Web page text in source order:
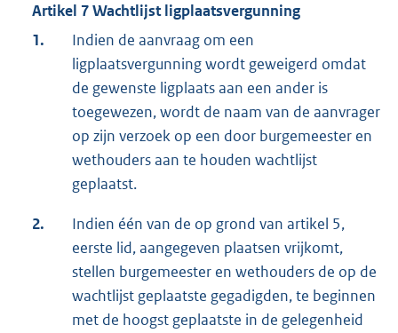
Artikel 7 Wachtlijst ligplaatsvergunning
1.
Indien de aanvraag om een
ligplaatsvergunning wordt geweigerd omdat
de gewenste ligplaats aan een ander is
toegewezen, wordt de naam van de aanvrager
op zijn verzoek op een door burgemeester en
wethouders aan te houden wachtlijst
geplaatst.
2.
Indien één van de op grond van artikel 5,
eerste lid, aangegeven plaatsen vrijkomt,
stellen burgemeester en wethouders de op de
wachtlijst geplaatste gegadigden, te beginnen
met de hoogst geplaatste in de gelegenheid